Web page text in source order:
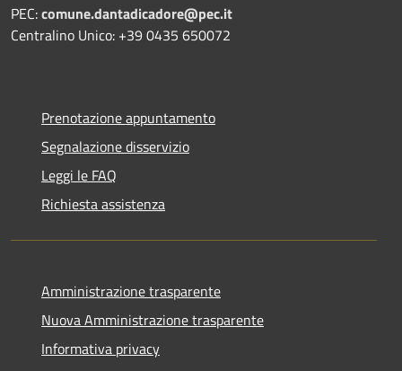
PEC:comune.dantadicadore@pec.it
Centralino Unico: +39 0435 650072
Prenotazione appuntamento
Segnalazione disservizio
Leggi le FAQ
Richiesta assistenza
Amministrazione trasparente
Nuova Amministrazione trasparente
Informativa privacy